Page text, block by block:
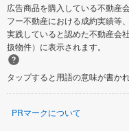
広告商品を購入している不動産
フー不動産における成約実績等
実践していると認めた不動産会
扱物件）に表示されます。
タップすると用語の意味が書か
PRマークについて